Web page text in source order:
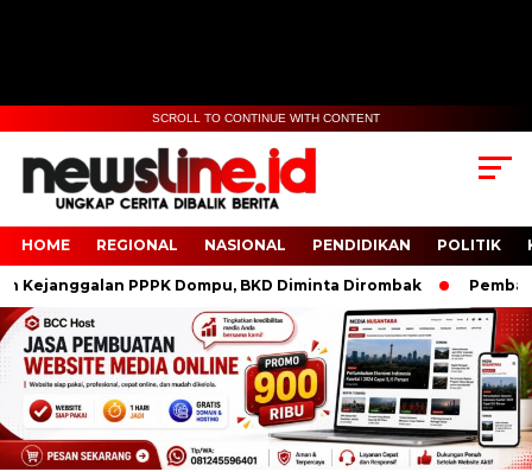
SCROLL TO CONTINUE WITH CONTENT
HOME REGIONAL NASIONAL PENDIDIKAN POLITIK
PPPK Dompu, BKD Diminta Dirombak